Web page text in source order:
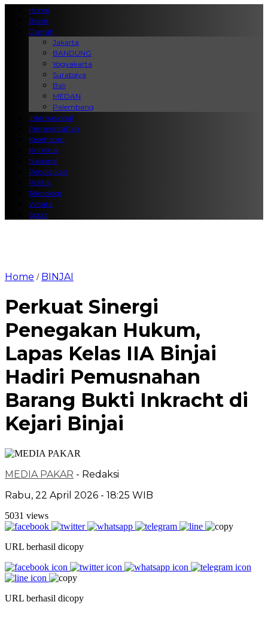
Home
Bisnis
Daerah
Jakarta
BANDUNG
Yogyakarta
Surabaya
Bali
MEDAN
Palembang
Internasional
Pemerintahan
Kesehatan
Kriminal
Nasional
Pendidikan
Politik
Teknologi
Wisata
Sport
Home / BINJAI
Perkuat Sinergi
Penegakan Hukum,
Lapas Kelas IIA Binjai
Hadiri Pemusnahan
Barang Bukti Inkracht di
Kejari Binjai
MEDIA PAKAR - Redaksi
Rabu, 22 April 2026 - 18:25 WIB
5031 views
URL berhasil dicopy
URL berhasil dicopy